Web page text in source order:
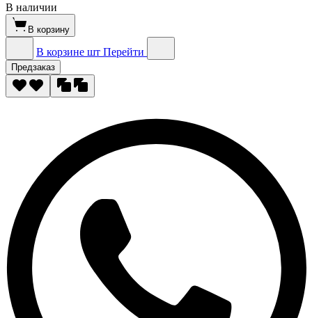
В наличии
В корзину
В корзине шт Перейти
Предзаказ